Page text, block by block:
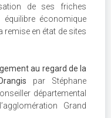
de ses friches
économique
remise en état de sites
au regard de la
par Stéphane
départemental
Grand